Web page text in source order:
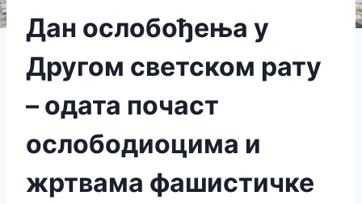
Дан ослобођења у
Другом светском рату
– одата почаст
ослободиоцима и
жртвама фашистичке